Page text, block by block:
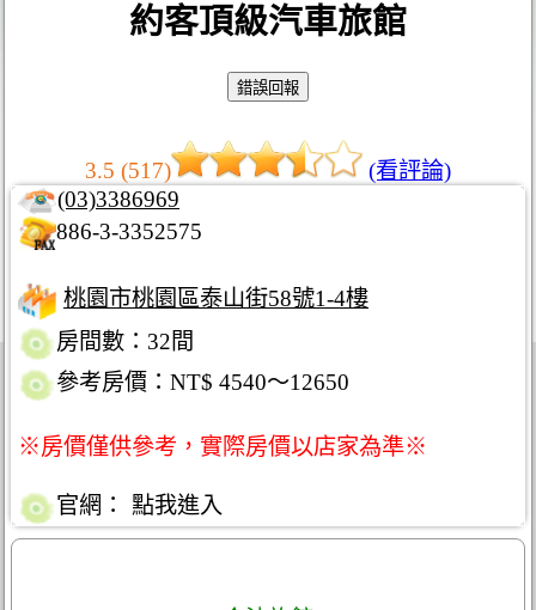
約客頂級汽車旅館
3.5 (517)
(看評論)
(03)3386969
886-3-3352575
桃園市桃園區泰山街58號1-4樓
房間數：32間
參考房價：NT$ 4540～12650
※房價僅供參考，實際房價以店家為準※
官網： 點我進入